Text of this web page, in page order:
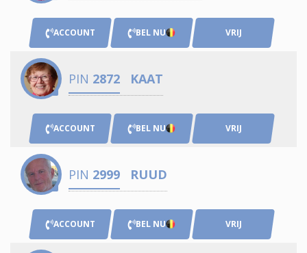
ACCOUNT BEL NU VRIJ
PIN 2872 KAAT
ACCOUNT BEL NU VRIJ
PIN 2999 RUUD
ACCOUNT BEL NU VRIJ